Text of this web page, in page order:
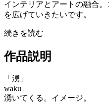
インテリアとアートの融合
を広げていきたいです。
続きを読む
作品説明
「湧」
waku
湧いてくる。イメージ。